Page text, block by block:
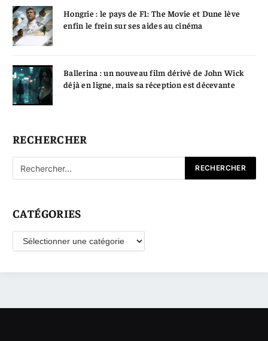
Hongrie : le pays de F1: The Movie et Dune lève
enfin le frein sur ses aides au cinéma
Ballerina : un nouveau film dérivé de John Wick
déjà en ligne, mais sa réception est décevante
RECHERCHER
CATÉGORIES
Catégories